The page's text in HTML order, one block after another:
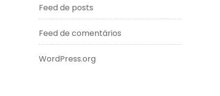
Feed de posts
Feed de comentários
WordPress.org